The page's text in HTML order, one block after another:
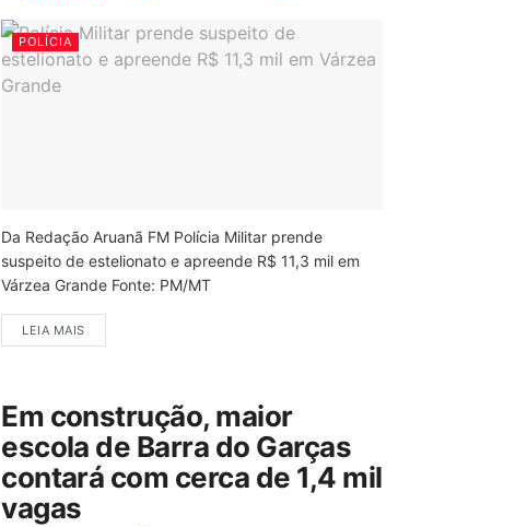
POLÍCIA
Da Redação Aruanã FM Polícia Militar prende
suspeito de estelionato e apreende R$ 11,3 mil em
Várzea Grande Fonte: PM/MT
LEIA MAIS
Em construção, maior
escola de Barra do Garças
contará com cerca de 1,4 mil
vagas